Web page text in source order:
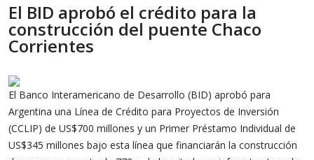
El BID aprobó el crédito para la
construcción del puente Chaco
Corrientes
El Banco Interamericano de Desarrollo (BID) aprobó para
Argentina una Línea de Crédito para Proyectos de Inversión
(CCLIP) de US$700 millones y un Primer Préstamo Individual de
US$345 millones bajo esta línea que financiarán la construcción